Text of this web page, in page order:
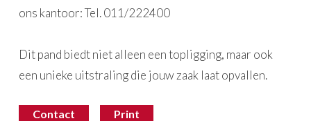
ons kantoor: Tel. 011/222400
Dit pand biedt niet alleen een topligging, maar ook
een unieke uitstraling die jouw zaak laat opvallen.
Contact Print